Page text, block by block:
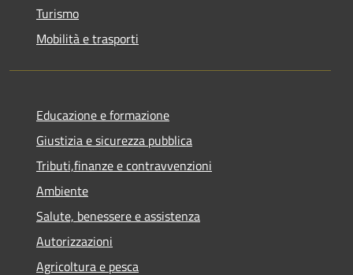
Turismo
Mobilità e trasporti
Educazione e formazione
Giustizia e sicurezza pubblica
Tributi,finanze e contravvenzioni
Ambiente
Salute, benessere e assistenza
Autorizzazioni
Agricoltura e pesca